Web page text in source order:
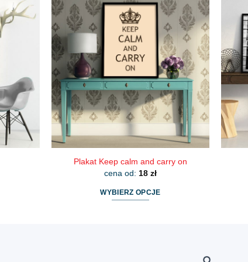
wiele
wariantów.
Opcje
można
wybrać
na
stronie
produktu
Plakat Keep calm and carry on
cena od: 18 zł
WYBIERZ OPCJE